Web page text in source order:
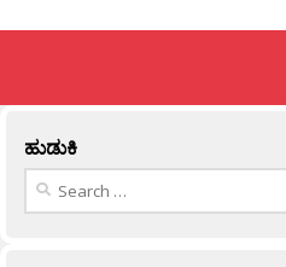
ಹುಡುಕಿ
Search